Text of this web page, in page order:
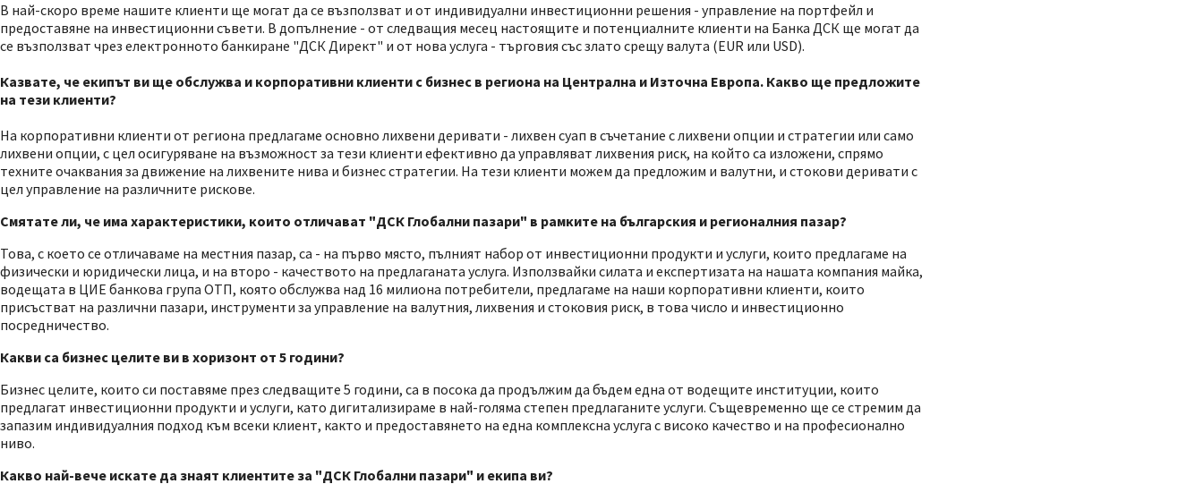
В най-скоро време нашите клиенти ще могат да се възползват и от индивидуални инвестиционни решения - управление на портфейл и
предоставяне на инвестиционни съвети. В допълнение - от следващия месец настоящите и потенциалните клиенти на Банка ДСК ще могат да
се възползват чрез електронното банкиране "ДСК Директ" и от нова услуга - търговия със злато срещу валута (EUR или USD).
Казвате, че екипът ви ще обслужва и корпоративни клиенти с бизнес в региона на Централна и Източна Европа. Какво ще предложите
на тези клиенти?
На корпоративни клиенти от региона предлагаме основно лихвени деривати - лихвен суап в съчетание с лихвени опции и стратегии или само
лихвени опции, с цел осигуряване на възможност за тези клиенти ефективно да управляват лихвения риск, на който са изложени, спрямо
техните очаквания за движение на лихвените нива и бизнес стратегии. На тези клиенти можем да предложим и валутни, и стокови деривати с
цел управление на различните рискове.
Смятате ли, че има характеристики, които отличават "ДСК Глобални пазари" в рамките на българския и регионалния пазар?
Това, с което се отличаваме на местния пазар, са - на първо място, пълният набор от инвестиционни продукти и услуги, които предлагаме на
физически и юридически лица, и на второ - качеството на предлаганата услуга. Използвайки силата и експертизата на нашата компания майка,
водещата в ЦИЕ банкова група ОТП, която обслужва над 16 милиона потребители, предлагаме на наши корпоративни клиенти, които
присъстват на различни пазари, инструменти за управление на валутния, лихвения и стоковия риск, в това число и инвестиционно
посредничество.
Какви са бизнес целите ви в хоризонт от 5 години?
Бизнес целите, които си поставяме през следващите 5 години, са в посока да продължим да бъдем една от водещите институции, които
предлагат инвестиционни продукти и услуги, като дигитализираме в най-голяма степен предлаганите услуги. Същевременно ще се стремим да
запазим индивидуалния подход към всеки клиент, както и предоставянето на една комплексна услуга с високо качество и на професионално
ниво.
Какво най-вече искате да знаят клиентите за "ДСК Глобални пазари" и екипа ви?